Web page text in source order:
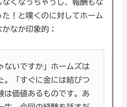
くなっちゃうし、報酬もな
！と嘆くのに対してホーム
なか印象的；
ないですか」ホームズは
。「すぐに金には結びつ
は価値あるものです。あ